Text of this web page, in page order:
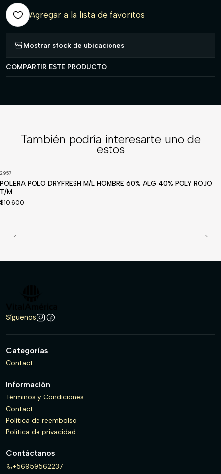
Agregar a la lista de favoritos
Mostrar stock de ubicaciones
COMPARTIR ESTE PRODUCTO
También podría interesarte uno de
estos
2957|
POLERA POLO DRYFRESH M/L HOMBRE 60% ALG 40% POLY ROJO
T/M
$10.600
Síguenos
Categorías
Contact
Información
Términos y Condiciones
Contact
Política de reembolso
Política de privacidad
Contáctanos
+56959562237